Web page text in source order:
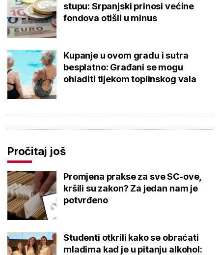
stupu: Srpanjski prinosi većine
fondova otišli u minus
Kupanje u ovom gradu i sutra
besplatno: Građani se mogu
ohladiti tijekom toplinskog vala
Pročitaj još
Promjena prakse za sve SC-ove,
kršili su zakon? Za jedan nam je
potvrđeno
Studenti otkrili kako se obraćati
mladima kad je u pitanju alkohol: